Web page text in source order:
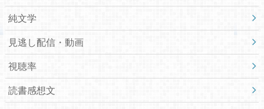
純文学
見逃し配信・動画
視聴率
読書感想文